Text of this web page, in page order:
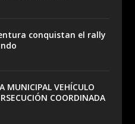
conquistan el rally
MUNICIPAL VEHÍCULO
COORDINADA